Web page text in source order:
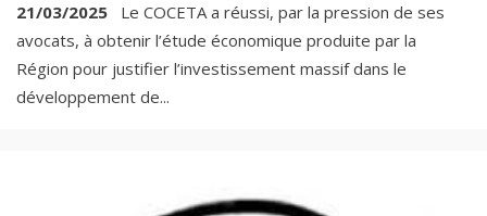
21/03/2025
Le COCETA a réussi, par la pression de ses
avocats, à obtenir l’étude économique produite par la
Région pour justifier l’investissement massif dans le
développement de...